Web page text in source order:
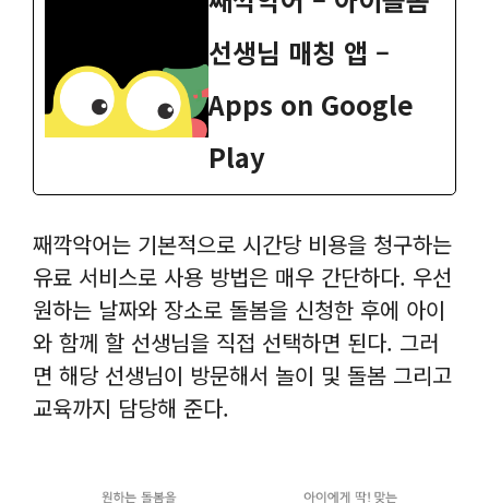
선생님 매칭 앱 –
Apps on Google
Play
째깍악어는 기본적으로 시간당 비용을 청구하는
유료 서비스로 사용 방법은 매우 간단하다. 우선
원하는 날짜와 장소로 돌봄을 신청한 후에 아이
와 함께 할 선생님을 직접 선택하면 된다. 그러
면 해당 선생님이 방문해서 놀이 및 돌봄 그리고
교육까지 담당해 준다.